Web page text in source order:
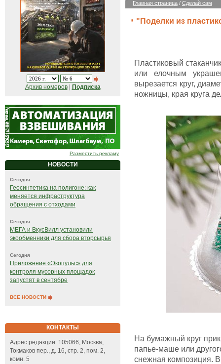
Архив номеров| Подписка
Разместить рекламу
НОВОСТИ
Сегодня
Геосинтетика на полигоне: как
меняется инфраструктура
обращения с отходами
Сегодня
МЕГА и ВкусВилл установили
экообменники для сбора вторсырья
Сегодня
Приложение «Экопульс» для
контроля мусорных площадок
запустят в сентябре
ВСЕ НОВОСТИ
КОНТАКТЫ
Адрес редакции: 105066, Москва,
Токмаков пер., д. 16, стр. 2, пом. 2,
комн. 5
Главная страница / Сделай сам
"Поделки из
Пластиковый
или елочным
вырезается круг,
ножницы, края круга
На бумажный круг
папье-маше или
снежная композиция.